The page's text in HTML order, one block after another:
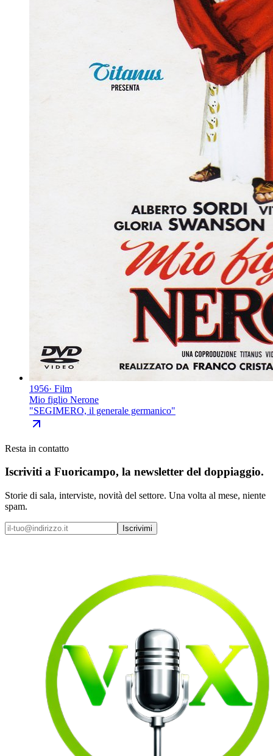
1956· Film
Mio figlio Nerone
"SEGIMERO, il generale germanico"
Resta in contatto
Iscriviti a Fuoricampo, la newsletter del doppiaggio.
Storie di sala, interviste, novità del settore. Una volta al mese, niente
spam.
Iscrivimi